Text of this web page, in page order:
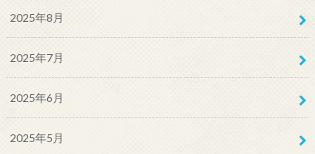
2025年8月
2025年7月
2025年6月
2025年5月